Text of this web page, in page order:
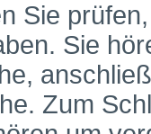
Sie
Sie
Zum